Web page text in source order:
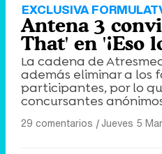
EXCLUSIVA
Antena 3
That' en '¡Eso
La cadena de
además eliminar a los
participantes, por lo
concursantes
29 comentarios |Jueves 5